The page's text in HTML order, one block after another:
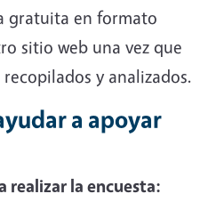
gratuita en formato
sitio web una vez que
y analizados.
a apoyar
realizar la encuesta: